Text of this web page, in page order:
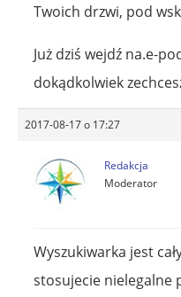
Twoich drzwi, pod
Już dziś wejdź na.e-
dokądkolwiek
2017-08-17 o 17:27
Redakcja
Moderator
Wyszukiwarka jest
stosujecie nielegalne